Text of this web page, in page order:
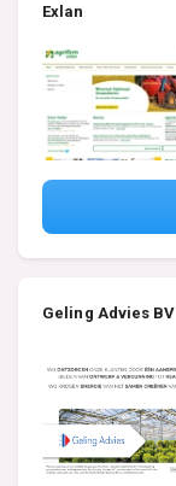
Exlan
Geling Advies BV